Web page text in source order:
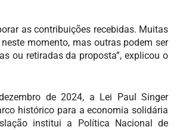
as contribuições recebidas. Muitas
momento, mas outras podem ser
ou retiradas da proposta”, explicou o
de 2024, a Lei Paul Singer
histórico para a economia solidária
institui a Política Nacional de